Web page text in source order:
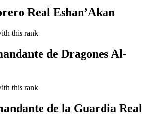
Real Eshan’Akan
this rank
de Dragones Al-
this rank
de la Guardia Real